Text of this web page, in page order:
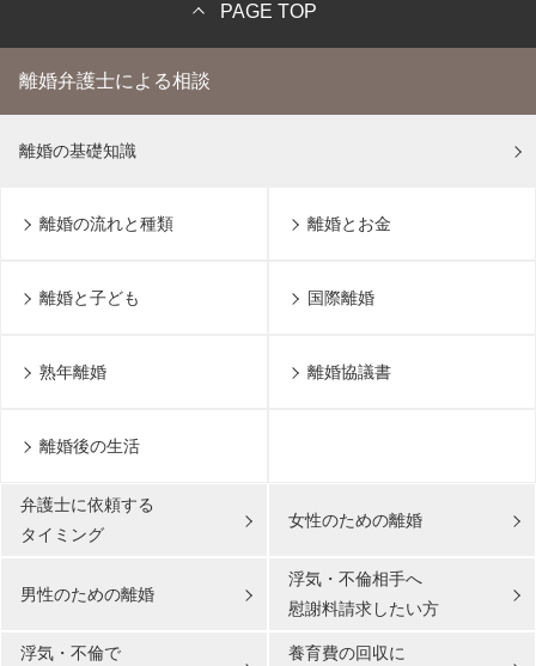
PAGE TOP
離婚弁護士による相談
離婚の基礎知識
離婚の流れと種類 離婚とお金
離婚と子ども 国際離婚
熟年離婚 離婚協議書
離婚後の生活
弁護士に依頼する
タイミング
女性のための離婚
男性のための離婚
浮気・不倫相手へ
慰謝料請求したい方
浮気・不倫で
養育費の回収に